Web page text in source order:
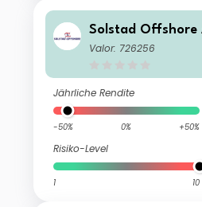
Solstad Offshore
Valor: 726256
Jährliche Rendite
-50% 0% +50%
Risiko-Level
1 10